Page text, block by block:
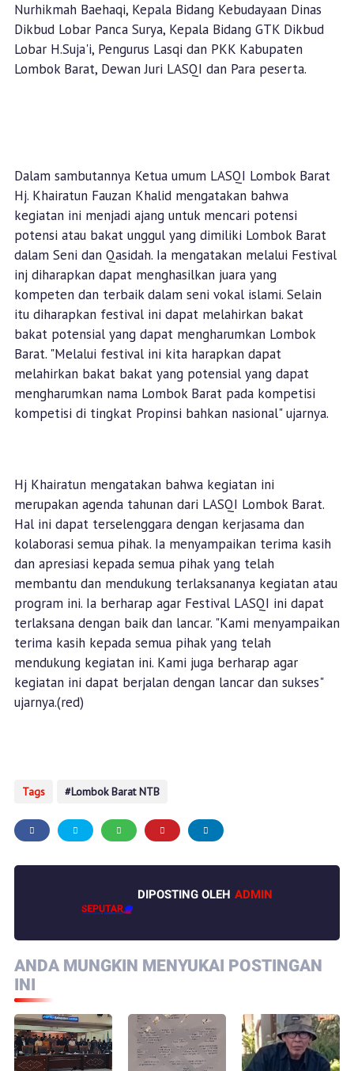
Nurhikmah Baehaqi, Kepala Bidang Kebudayaan Dinas
Dikbud Lobar Panca Surya, Kepala Bidang GTK Dikbud
Lobar H.Suja'i, Pengurus Lasqi dan PKK Kabupaten
Lombok Barat, Dewan Juri LASQI dan Para peserta.
Dalam sambutannya Ketua umum LASQI Lombok Barat
Hj. Khairatun Fauzan Khalid mengatakan bahwa
kegiatan ini menjadi ajang untuk mencari potensi
potensi atau bakat unggul yang dimiliki Lombok Barat
dalam Seni dan Qasidah. Ia mengatakan melalui Festival
inj diharapkan dapat menghasilkan juara yang
kompeten dan terbaik dalam seni vokal islami. Selain
itu diharapkan festival ini dapat melahirkan bakat
bakat potensial yang dapat mengharumkan Lombok
Barat. "Melalui festival ini kita harapkan dapat
melahirkan bakat bakat yang potensial yang dapat
mengharumkan nama Lombok Barat pada kompetisi
kompetisi di tingkat Propinsi bahkan nasional" ujarnya.
Hj Khairatun mengatakan bahwa kegiatan ini
merupakan agenda tahunan dari LASQI Lombok Barat.
Hal ini dapat terselenggara dengan kerjasama dan
kolaborasi semua pihak. Ia menyampaikan terima kasih
dan apresiasi kepada semua pihak yang telah
membantu dan mendukung terlaksananya kegiatan atau
program ini. Ia berharap agar Festival LASQI ini dapat
terlaksana dengan baik dan lancar. "Kami menyampaikan
terima kasih kepada semua pihak yang telah
mendukung kegiatan ini. Kami juga berharap agar
kegiatan ini dapat berjalan dengan lancar dan sukses"
ujarnya.(red)
Tags Lombok Barat NTB
DIPOSTING OLEH ADMIN
ANDA MUNGKIN MENYUKAI POSTINGAN
INI